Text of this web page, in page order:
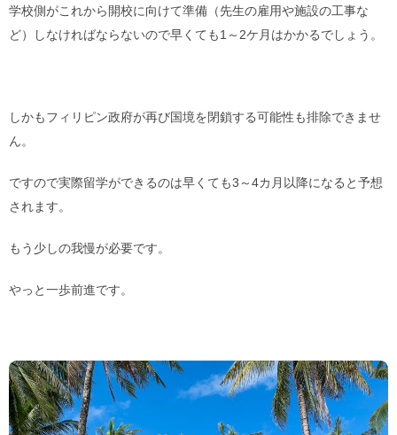
学校側がこれから開校に向けて準備（先生の雇用や施設の工事な
ど）しなければならないので早くても1～2ケ月はかかるでしょう。
しかもフィリピン政府が再び国境を閉鎖する可能性も排除できませ
ん。
ですので実際留学ができるのは早くても3～4カ月以降になると予想
されます。
もう少しの我慢が必要です。
やっと一歩前進です。